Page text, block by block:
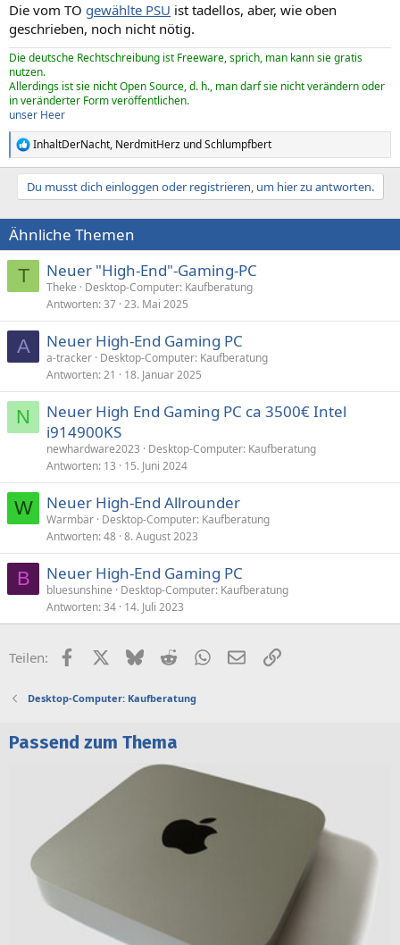
Die vom TO gewählte PSU ist tadellos, aber, wie oben
geschrieben, noch nicht nötig.
Die deutsche Rechtschreibung ist Freeware, sprich, man kann sie gratis
nutzen.
Allerdings ist sie nicht Open Source, d. h., man darf sie nicht verändern oder
in veränderter Form veröffentlichen.
unser Heer
R
e
a
i
o
n
e
:
InhaltDerNacht, NerdmitHerz undSchlumpfbert
Du musst dich einloggen oder registrieren, um hier zu antworten.
Ähnliche Themen
T Neuer "High-End"-Gaming-PC
Theke
Desktop-Computer: Kaufberatung
Antworten 37 23. Mai 2025
A Neuer High-End Gaming PC
a-tracker Desktop-Computer: Kaufberatung
Antworten 21 18. Januar 2025
N
Neuer High End Gaming PC ca 3500€ Intel
i914900KS
newhardware2023
Desktop-Computer: Kaufberatung
Antworten 13 15. Juni 2024
W Neuer High-End Allrounder
Warmbär Desktop-Computer: Kaufberatung
Antworten 48 8. August 2023
B Neuer High-End Gaming PC
bluesunshine
Desktop-Computer: Kaufberatung
Antworten 34 14. Juli 2023
Teilen: FacebookX (Twitter)
BlueskyRedditWhatsApp
E-MailLink
Desktop-Computer: Kaufberatung
Passend zum Thema